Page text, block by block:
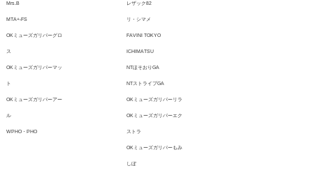
Mrs.B
MTA+-FS
OKミューズガリバーグロ
ス
OKミューズガリバーマッ
ト
OKミューズガリバーアー
ル
WPHO・PHO
レザック82
リ・シマメ
FAVINI TOKYO
ICHIMATSU
NTほそおりGA
NTストライプGA
OKミューズガリバーリラ
OKミューズガリバーエク
ストラ
OKミューズガリバーもみ
しぼ